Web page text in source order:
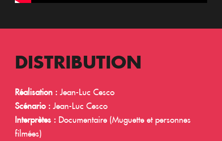
DISTRIBUTION
Réalisation : Jean-Luc Cesco
Scénario : Jean-Luc Cesco
Interprètes : Documentaire (Muguette et personnes
filmées)